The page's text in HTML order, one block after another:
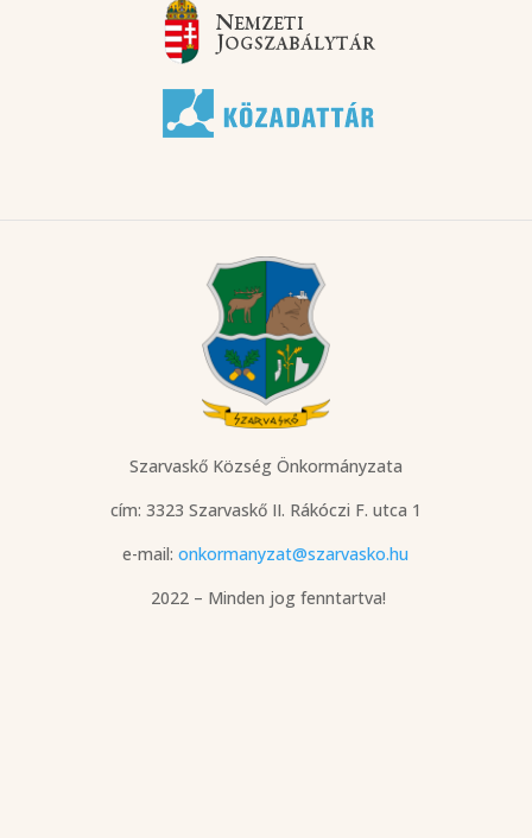
Szarvaskő Község Önkormányzata
cím: 3323 Szarvaskő II. Rákóczi F. utca 1
e-mail:onkormanyzat@szarvasko.hu
2022 – Minden jog fenntartva!